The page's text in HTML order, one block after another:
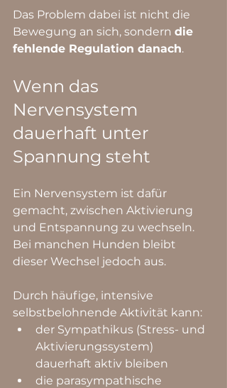
Das Problem dabei ist nicht die
Bewegung an sich, sondern die
fehlende Regulation danach.
Wenn das
Nervensystem
dauerhaft unter
Spannung steht
Ein Nervensystem ist dafür
gemacht, zwischen Aktivierung
und Entspannung zu wechseln.
Bei manchen Hunden bleibt
dieser Wechsel jedoch aus.
Durch häufige, intensive
selbstbelohnende Aktivität kann:
der Sympathikus (Stress- und
Aktivierungssystem)
dauerhaft aktiv bleiben
die parasympathische